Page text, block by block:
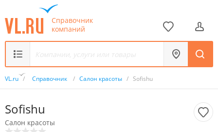
Справочник
компаний
VL.ru / Справочник / Салон красоты / Sofishu
Sofishu
Салон красоты